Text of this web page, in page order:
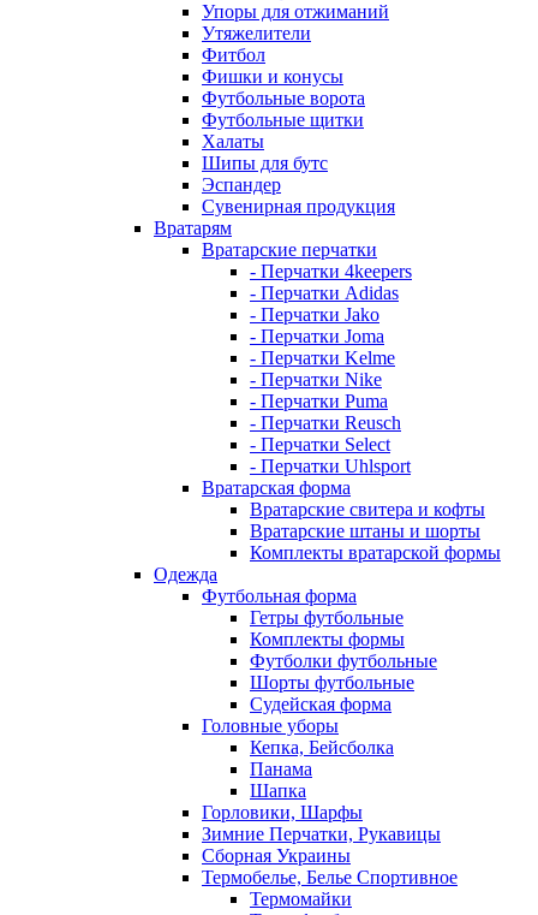
Упоры для отжиманий
Утяжелители
Фитбол
Фишки и конусы
Футбольные ворота
Футбольные щитки
Халаты
Шипы для бутс
Эспандер
Сувенирная продукция
Вратарям
Вратарские перчатки
- Перчатки 4keepers
- Перчатки Adidas
- Перчатки Jako
- Перчатки Joma
- Перчатки Kelme
- Перчатки Nike
- Перчатки Puma
- Перчатки Reusch
- Перчатки Select
- Перчатки Uhlsport
Вратарская форма
Вратарские свитера и кофты
Вратарские штаны и шорты
Комплекты вратарской формы
Одежда
Футбольная форма
Гетры футбольные
Комплекты формы
Футболки футбольные
Шорты футбольные
Судейская форма
Головные уборы
Кепка, Бейсболка
Панама
Шапка
Горловики, Шарфы
Зимние Перчатки, Рукавицы
Сборная Украины
Термобелье, Белье Спортивное
Термомайки